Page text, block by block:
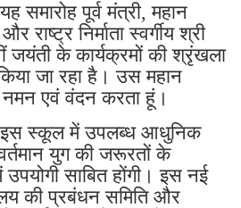
समारोह पूर्व मंत्री, महान
राष्ट्र निर्माता स्वर्गीय श्री
जयंती के कार्यक्रमों की श्रृंखला
जा रहा है। उस महान
नमन एवं वंदन करता हूं।
इस स्कूल में उपलब्ध आधुनिक
युग की जरूरतों के
साबित होंगी। इस नई
की प्रबंधन समिति और